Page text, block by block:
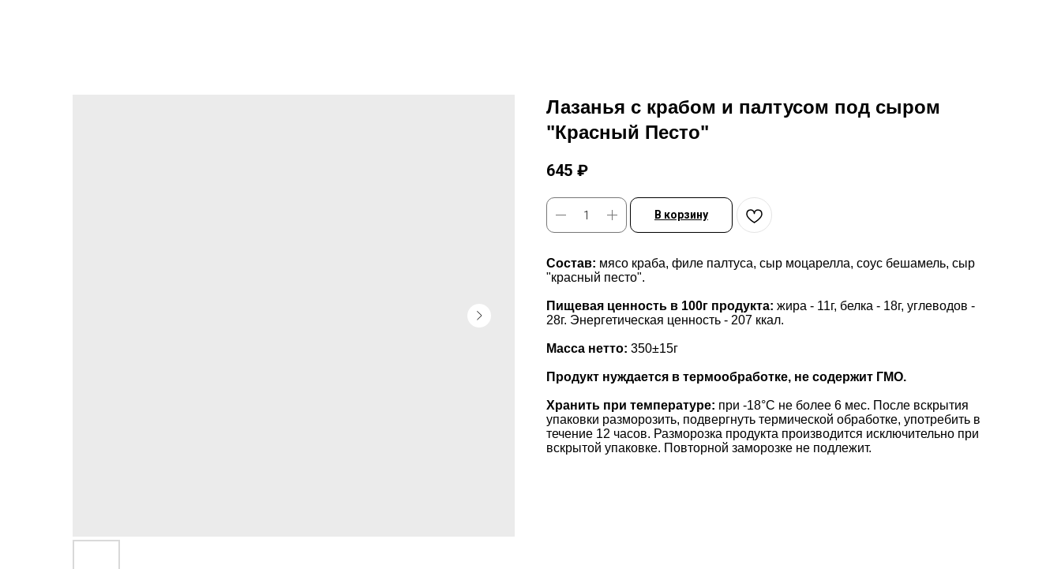
Лазанья с крабом и палтусом под сыром
"Красный Песто"
645 ₽
В корзину
Состав: мясо краба, филе палтуса, сыр моцарелла, соус бешамель, сыр
"красный песто".
Пищевая ценность в 100г продукта: жира - 11г, белка - 18г, углеводов -
28г. Энергетическая ценность - 207 ккал.
Масса нетто: 350±15г
Продукт нуждается в термообработке, не содержит ГМО.
Хранить при температуре: при -18°C не более 6 мес. После вскрытия
упаковки разморозить, подвергнуть термической обработке, употребить в
течение 12 часов. Разморозка продукта производится исключительно при
вскрытой упаковке. Повторной заморозке не подлежит.